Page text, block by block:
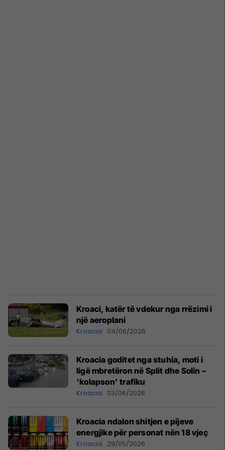
Kroaci, katër të vdekur nga rrëzimi i
një aeroplani
Kroacia 04/06/2026
Kroacia goditet nga stuhia, moti i
ligë mbretëron në Split dhe Solin –
‘kolapson’ trafiku
Kroacia 03/06/2026
Kroacia ndalon shitjen e pijeve
energjike për personat nën 18 vjeç
Kroacia 29/05/2026